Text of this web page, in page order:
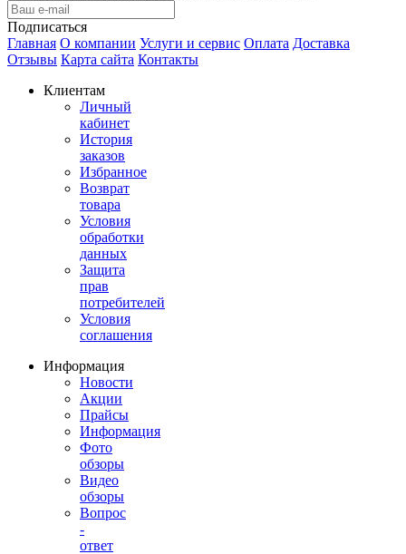
Подписаться
Главная О компании Услуги и сервис Оплата Доставка
Отзывы Карта сайта Контакты
Клиентам
Личный
кабинет
История
заказов
Избранное
Возврат
товара
Условия
обработки
данных
Защита
прав
потребителей
Условия
соглашения
Информация
Новости
Акции
Прайсы
Информация
Фото
обзоры
Видео
обзоры
Вопрос
-
ответ